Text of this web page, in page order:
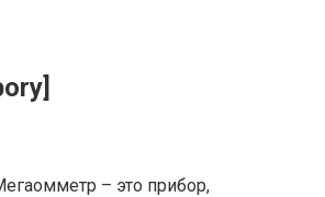
– это прибор,